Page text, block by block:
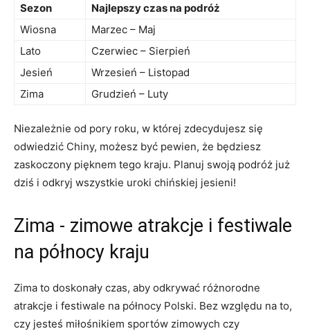
Sezon
Najlepszy czas na podróż
Wiosna
Marzec – Maj
Lato
Czerwiec – Sierpień
Jesień
Wrzesień – Listopad
Zima
Grudzień​ – Luty
Niezależnie⁢ od pory roku, w której zdecydujesz się
⁤odwiedzić Chiny, możesz być pewien, że będziesz
zaskoczony pięknem⁤ tego kraju. Planuj swoją podróż ⁢już⁤
dziś ⁢i odkryj wszystkie uroki ⁤chińskiej jesieni!
Zima -‍ zimowe‍ atrakcje i festiwale
na północy kraju
Zima to doskonały czas, aby ⁢odkrywać różnorodne
atrakcje ⁤i festiwale na północy Polski. Bez względu na to,
czy⁣ jesteś miłośnikiem⁤ sportów‍ zimowych czy